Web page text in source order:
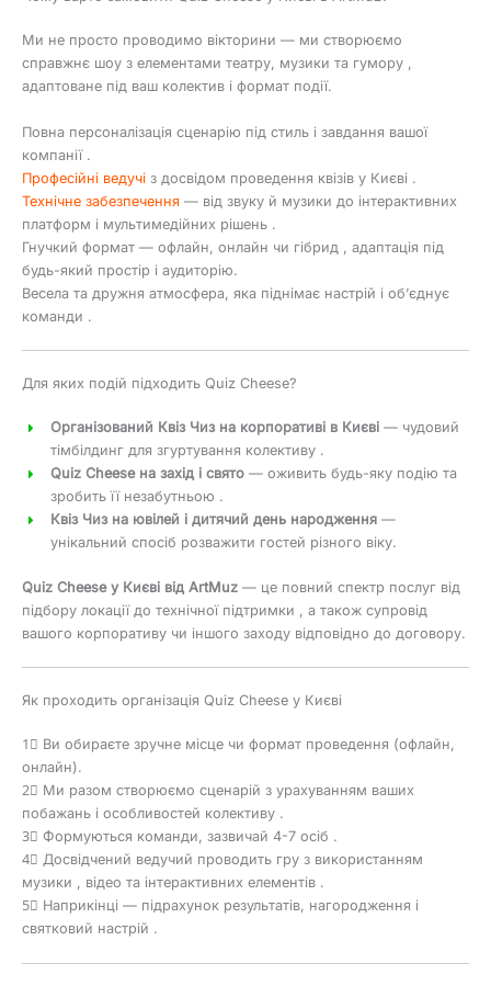
Ми не просто проводимо вікторини — ми створюємо
справжнє шоу з елементами театру, музики та гумору ,
адаптоване під ваш колектив і формат події.
Повна персоналізація сценарію під стиль і завдання вашої
компанії .
Професійні ведучі з досвідом проведення квізів у Києві .
Технічне забезпечення — від звуку й музики до інтерактивних
платформ і мультимедійних рішень .
Гнучкий формат — офлайн, онлайн чи гібрид , адаптація під
будь-який простір і аудиторію.
Весела та дружня атмосфера, яка піднімає настрій і об’єднує
команди .
Для яких подій підходить Quiz Cheese?
Організований Квіз Чиз на корпоративі в Києві— чудовий
тімбілдинг для згуртування колективу .
Quiz Cheese на захід і свято— оживить будь-яку подію та
зробить її незабутньою .
Квіз Чиз на ювілей і дитячий день народження—
унікальний спосіб розважити гостей різного віку.
Quiz Cheese у Києві від ArtMuz — це повний спектр послуг від
підбору локації до технічної підтримки , а також супровід
вашого корпоративу чи іншого заходу відповідно до договору.
Як проходить організація Quiz Cheese у Києві
1⃣ Ви обираєте зручне місце чи формат проведення (офлайн,
онлайн).
2⃣ Ми разом створюємо сценарій з урахуванням ваших
побажань і особливостей колективу .
3⃣ Формуються команди, зазвичай 4-7 осіб .
4⃣ Досвідчений ведучий проводить гру з використанням
музики , відео та інтерактивних елементів .
5⃣ Наприкінці — підрахунок результатів, нагородження і
святковий настрій .